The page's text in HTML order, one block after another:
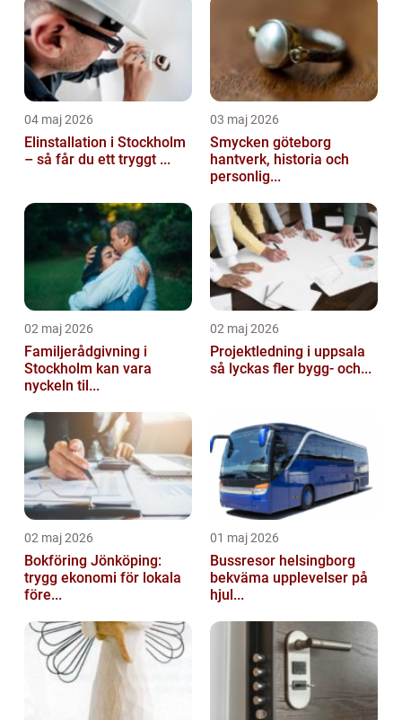
04 maj 2026
Elinstallation i Stockholm
– så får du ett tryggt ...
03 maj 2026
Smycken göteborg
hantverk, historia och
personlig...
02 maj 2026
Familjerådgivning i
Stockholm kan vara
nyckeln til...
02 maj 2026
Projektledning i uppsala
så lyckas fler bygg- och...
02 maj 2026
Bokföring Jönköping:
trygg ekonomi för lokala
före...
01 maj 2026
Bussresor helsingborg
bekväma upplevelser på
hjul...